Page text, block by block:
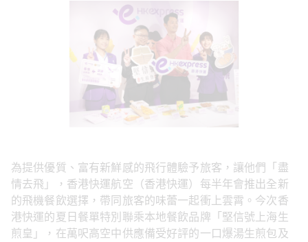
為提供優質、富有新鮮感的飛行體驗予旅客，讓他們「盡
情去飛」，香港快運航空（香港快運）每半年會推出全新
的飛機餐飲選擇，帶同旅客的味蕾一起衝上雲霄。今次香
港快運的夏日餐單特別聯乘本地餐飲品牌「堅信號上海生
煎皇」，在萬呎高空中供應備受好評的一口爆湯生煎包及